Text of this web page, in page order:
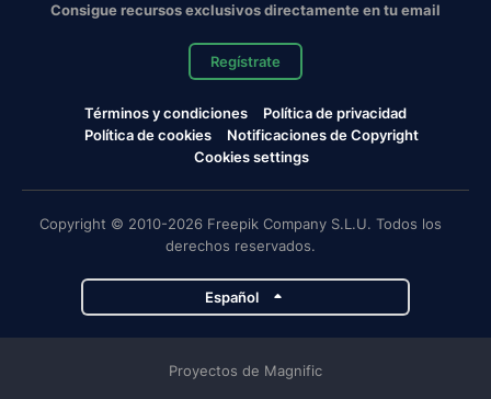
Consigue recursos exclusivos directamente en tu email
Regístrate
Términos y condiciones
Política de privacidad
Política de cookies
Notificaciones de Copyright
Cookies settings
Copyright © 2010-2026 Freepik Company S.L.U. Todos los
derechos reservados.
Español
Proyectos de Magnific